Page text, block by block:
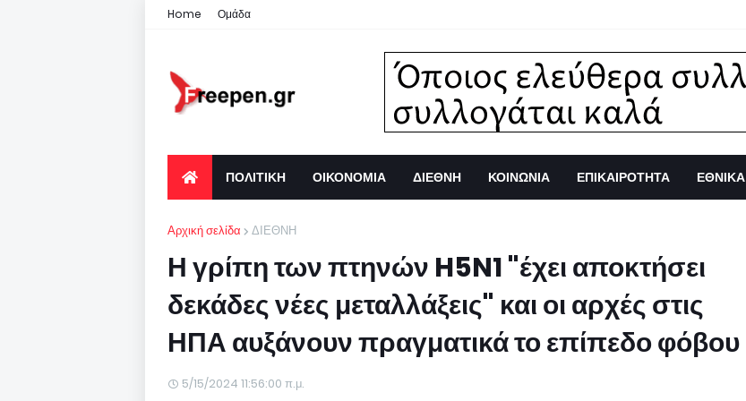
Home Ομάδα
ΠΟΛΙΤΙΚΗ ΟΙΚΟΝΟΜΙΑ ΔΙΕΘΝΗ ΚΟΙΝΩΝΙΑ ΕΠΙΚΑΙΡΟΤΗΤΑ ΕΘΝΙΚΑ
Αρχική σελίδα ΔΙΕΘΝΗ
Η γρίπη των πτηνών H5N1 "έχει αποκτήσει
δεκάδες νέες μεταλλάξεις" και οι αρχές στις
ΗΠΑ αυξάνουν πραγματικά το επίπεδο φόβου
5/15/2024 11:56:00 π.μ.